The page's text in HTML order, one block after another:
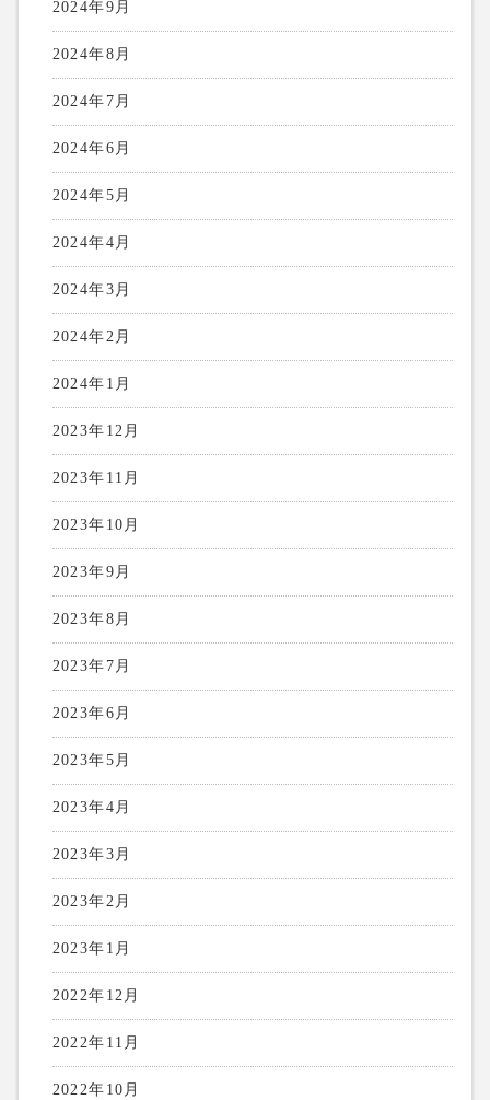
2024年9月
2024年8月
2024年7月
2024年6月
2024年5月
2024年4月
2024年3月
2024年2月
2024年1月
2023年12月
2023年11月
2023年10月
2023年9月
2023年8月
2023年7月
2023年6月
2023年5月
2023年4月
2023年3月
2023年2月
2023年1月
2022年12月
2022年11月
2022年10月